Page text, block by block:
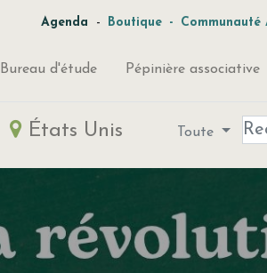
Agenda - Boutique - Communauté
Bureau d'étude Pépinière associative
États Unis Toute